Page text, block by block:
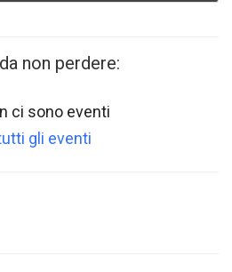
non perdere:
ci sono eventi
gli eventi